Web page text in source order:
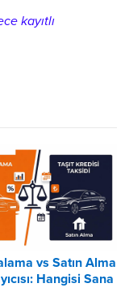
kayıtlı
vs Satın Alma
Hangisi Sana